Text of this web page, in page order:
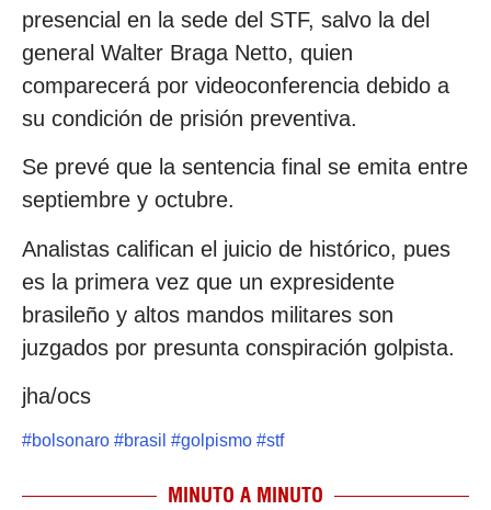
presencial en la sede del STF, salvo la del
general Walter Braga Netto, quien
comparecerá por videoconferencia debido a
su condición de prisión preventiva.
Se prevé que la sentencia final se emita entre
septiembre y octubre.
Analistas califican el juicio de histórico, pues
es la primera vez que un expresidente
brasileño y altos mandos militares son
juzgados por presunta conspiración golpista.
jha/ocs
#bolsonaro #brasil #golpismo #stf
MINUTO A MINUTO